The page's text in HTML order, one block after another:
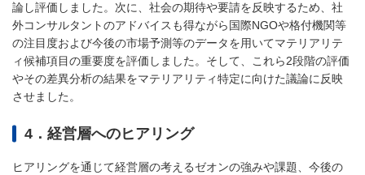
論し評価しました。次に、社会の期待や要請を反映するため、社
外コンサルタントのアドバイスも得ながら国際NGOや格付機関等
の注目度および今後の市場予測等のデータを用いてマテリアリテ
ィ候補項目の重要度を評価しました。そして、これら2段階の評価
やその差異分析の結果をマテリアリティ特定に向けた議論に反映
させました。
4．経営層へのヒアリング
ヒアリングを通じて経営層の考えるゼオンの強みや課題、今後の